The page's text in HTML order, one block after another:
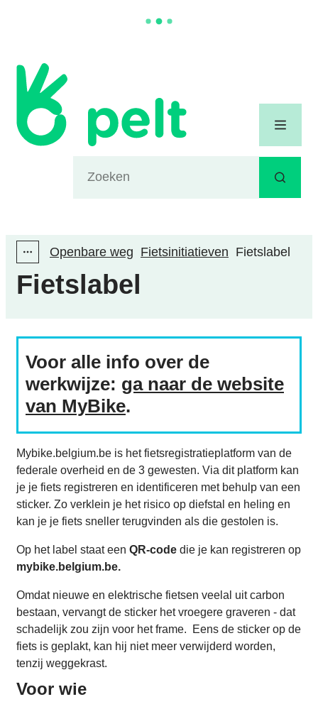
Gemeente Pelt
Zoeken
Menu
Toon alle broodkruimel items
Openbare weg Fietsinitiatieven Fietslabel
Fietslabel
Voor alle info over de
werkwijze: ga naar de website
van MyBike.
Mybike.belgium.be is het fietsregistratieplatform van de
federale overheid en de 3 gewesten. Via dit platform kan
je je fiets registreren en identificeren met behulp van een
sticker. Zo verklein je het risico op diefstal en heling en
kan je je fiets sneller terugvinden als die gestolen is.
Op het label staat een QR-code die je kan registreren op
mybike.belgium.be.
Omdat nieuwe en elektrische fietsen veelal uit carbon
bestaan, vervangt de sticker het vroegere graveren - dat
schadelijk zou zijn voor het frame. Eens de sticker op de
fiets is geplakt, kan hij niet meer verwijderd worden,
tenzij weggekrast.
Voor wie